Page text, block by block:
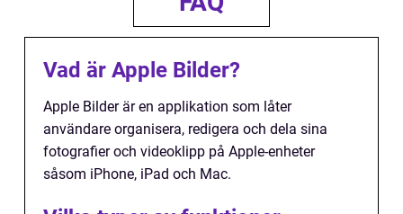
Vad är Apple Bilder?
Apple Bilder är en applikation som låter
användare organisera, redigera och dela sina
fotografier och videoklipp på Apple-enheter
såsom iPhone, iPad och Mac.